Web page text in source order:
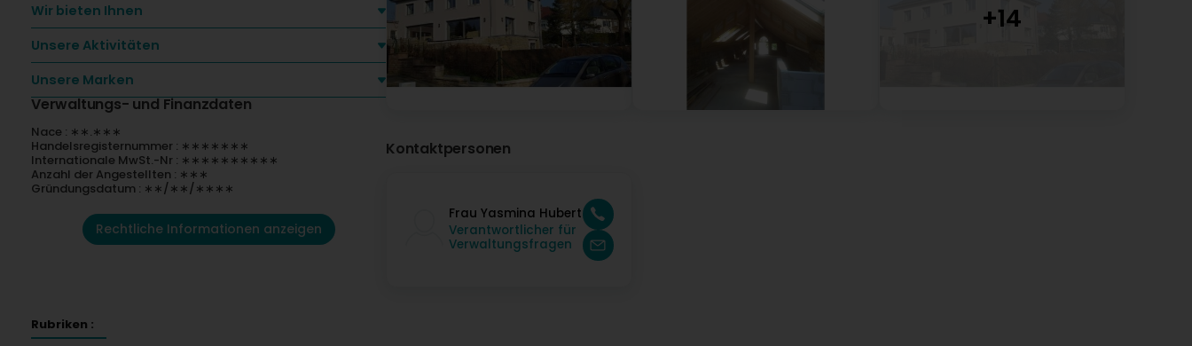
Wir bieten Ihnen
Unsere Aktivitäten
Unsere Marken
Verwaltungs- und Finanzdaten
Nace : ∗∗.∗∗∗
Handelsregisternummer : ∗∗∗∗∗∗∗
Internationale MwSt.-Nr : ∗∗∗∗∗∗∗∗∗∗
Anzahl der Angestellten : ∗∗∗
Gründungsdatum : ∗∗/∗∗/∗∗∗∗
Rechtliche Informationen anzeigen
Kontaktpersonen
Frau Yasmina Hubert
Verantwortlicher für
Verwaltungsfragen
Rubriken :